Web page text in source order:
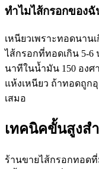
ทำไมไส้กรอกของ
เหนียวเพราะทอดนาน
ไส้กรอกที่ทอดเกิน 5-6
นาทีในน้ำมัน 150 องศ
แห้งเหนียว ถ้าทอดถูก
เสมอ
เทคนิคขั้นสูงส
ร้านขายไส้กรอกทอด